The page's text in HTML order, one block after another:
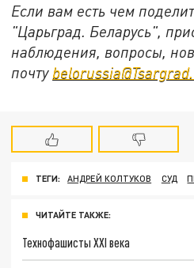
Если вам есть чем
"Царьград. Беларусь",
наблюдения, вопросы,
почту
ТЕГИ: АНДРЕЙ КОЛТУКОВ СУД
ЧИТАЙТЕ ТАКЖЕ:
Технофашисты XXI века